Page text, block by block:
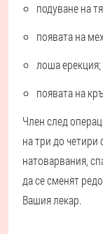
подуване на
появата на
лоша ерекция;
появата на
Член след
на три до четири
натоварвания,
да се сменят
Вашия лекар.